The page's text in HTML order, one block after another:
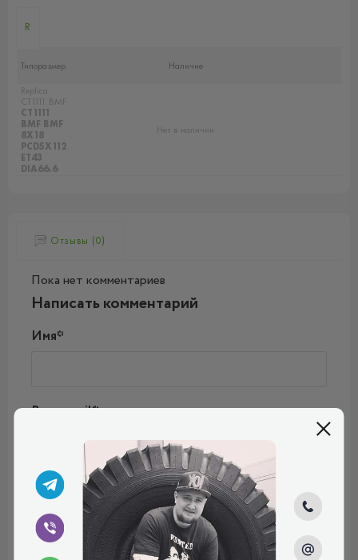
R
Типоразмер
Наличие
Replica
CT1111 BMF
CT1111
BMF BMF
8X18
PCD5X112
ET43
DIA66.6
Нет в наличии
Отзывы (0)
Пока нет комментариев
Написать комментарий
Имя*
Ваш e-mail*
Введите комментарий*